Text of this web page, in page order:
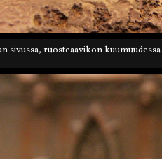
sivussa, ruosteaavikon